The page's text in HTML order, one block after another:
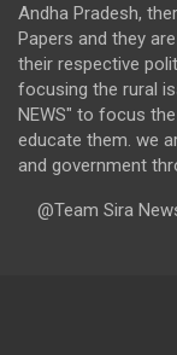
Andha Pradesh,
Papers and they
their respective
focusing the rural
NEWS" to focus
educate them. we
and government
@Team Sira